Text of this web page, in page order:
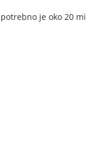
je oko 20